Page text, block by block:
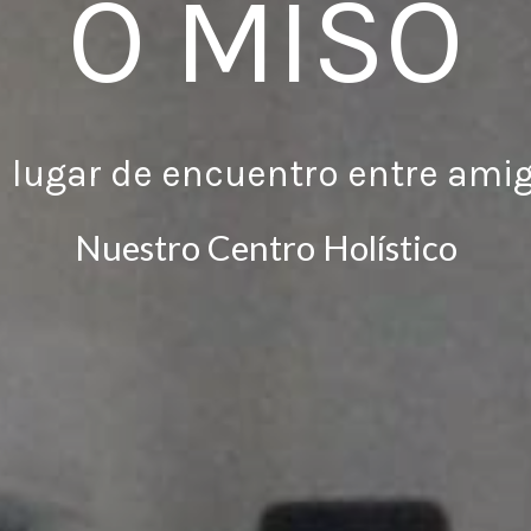
O MISÓ
lugar de encuentro entre
Nuestro Centro Holístico